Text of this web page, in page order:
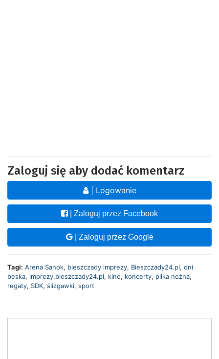
Zaloguj się aby dodać komentarz
| Logowanie
| Zaloguj przez Facebook
| Zaloguj przez Google
Tagi: Arena Sanok, bieszczady imprezy, Bieszczady24.pl, dni
beska, imprezy.bieszczady24.pl, kino, koncerty, piłka nożna,
regaty, SDK, ślizgawki, sport